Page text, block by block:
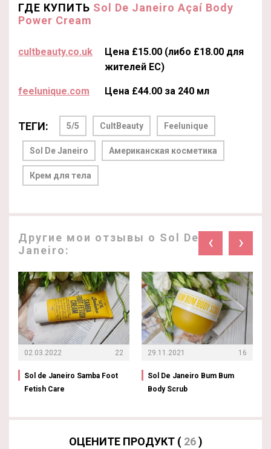
ГДЕ КУПИТЬ Sol De Janeiro Açaí Body
Power Cream
cultbeauty.co.uk
Цена £15.00 (либо £18.00 для
жителей ЕС)
feelunique.com Цена £44.00 за 240 мл
ТЕГИ: 5/5 CultBeauty Feelunique
Sol De Janeiro Американская косметика
Крем для тела
Другие мои отзывы о Sol De
Janeiro:
‹ ›
02.03.2022 22
Sol de Janeiro Samba Foot
Fetish Care
29.11.2021 16
Sol De Janeiro Bum Bum
Body Scrub
ОЦЕНИТЕ ПРОДУКТ ( 26)